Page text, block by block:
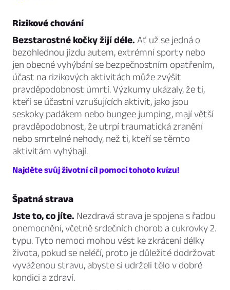
Rizikové chování
Bezstarostné kočky žijí déle. Ať už se jedná o
bezohlednou jízdu autem, extrémní sporty nebo
jen obecné vyhýbání se bezpečnostním opatřením,
účast na rizikových aktivitách může zvýšit
pravděpodobnost úmrtí. Výzkumy ukázaly, že ti,
kteří se účastní vzrušujících aktivit, jako jsou
seskoky padákem nebo bungee jumping, mají větší
pravděpodobnost, že utrpí traumatická zranění
nebo smrtelné nehody, než ti, kteří se těmto
aktivitám vyhýbají.
Najděte svůj životní cíl pomocí tohoto kvízu!
Špatná strava
Jste to, co jíte. Nezdravá strava je spojena s řadou
onemocnění, včetně srdečních chorob a cukrovky 2.
typu. Tyto nemoci mohou vést ke zkrácení délky
života, pokud se neléčí, proto je důležité dodržovat
vyváženou stravu, abyste si udrželi tělo v dobré
kondici a zdraví.